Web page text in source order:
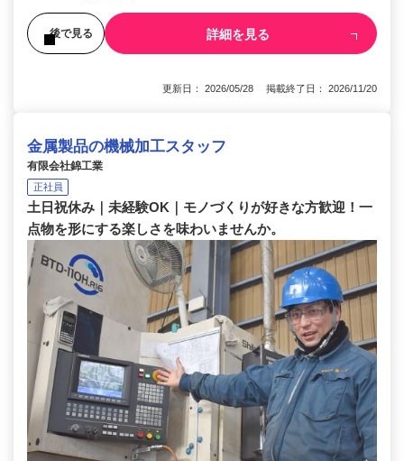
後で見る 詳細を見る
更新日： 2026/05/28 掲載終了日： 2026/11/20
金属製品の機械加工スタッフ
有限会社錦工業
正社員
土日祝休み｜未経験OK｜モノづくりが好きな方歓迎！一
点物を形にする楽しさを味わいませんか。